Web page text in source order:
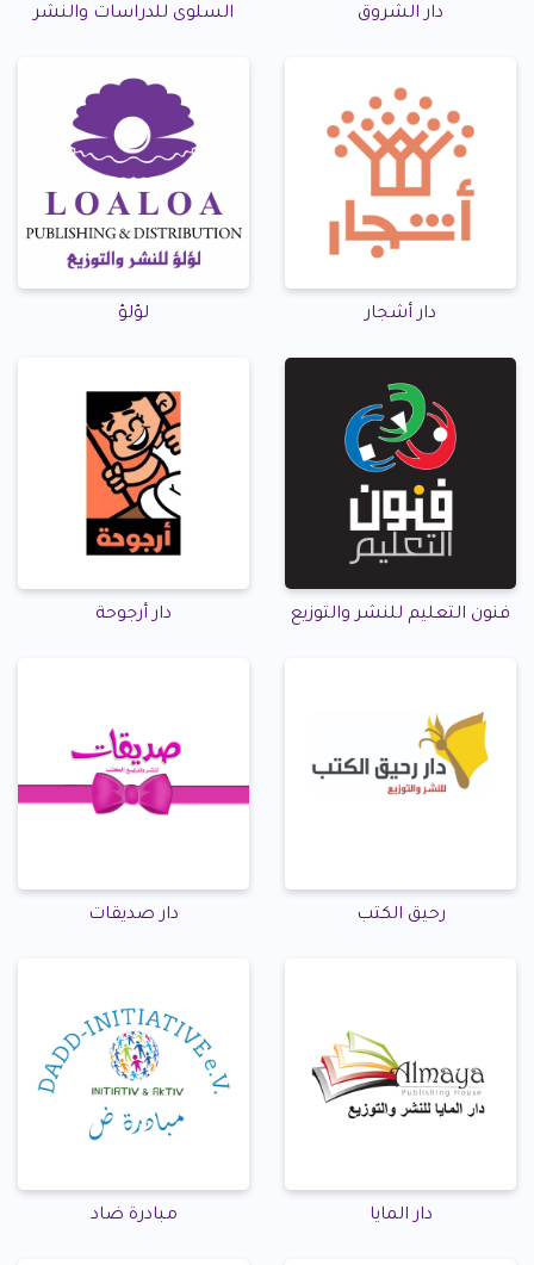
دار الشروق السلوى للدراسات والنشر
دار أشجار لؤلؤ
فنون التعليم للنشر والتوزيع دار أرجوحة
رحيق الكتب دار صديقات
دار المايا مبادرة ضاد